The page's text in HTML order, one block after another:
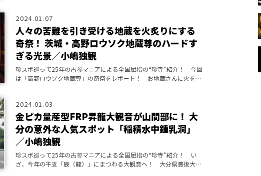
2024.01.07
人々の苦難を引き受ける地蔵を火炙りにする
奇祭！ 茨城・高野ロウソク地蔵尊のハードす
ぎる光景／小嶋独観
珍スポ巡って25年の古参マニアによる全国屈指の“珍寺”紹介！ 今回
は「高野ロウソク地蔵尊」の奇祭をレポート！ お地蔵さんに火を放
2024.01.03
金ピカ量産型FRP昇龍大観音が山間部に！ 大
分の意外な人気スポット「稲積水中鍾乳洞」
／小嶋独観
珍スポ巡って25年の古参マニアによる全国屈指の“珍寺”紹介！ い
ざ、今年の干支「辰（龍）」にまつわる大観音へ！ 大分県豊後大野